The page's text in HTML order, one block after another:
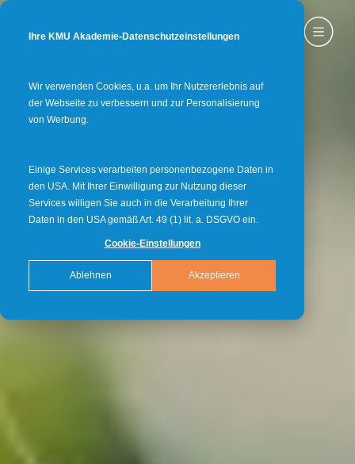
Ihre KMU Akademie-Datenschutzeinstellungen
Wir verwenden Cookies, u.a. um Ihr Nutzererlebnis auf
der Webseite zu verbessern und zur Personalisierung
von Werbung.
Einige Services verarbeiten personenbezogene Daten in
den USA. Mit Ihrer Einwilligung zur Nutzung dieser
Services willigen Sie auch in die Verarbeitung Ihrer
Daten in den USA gemäß Art. 49 (1) lit. a. DSGVO ein.
Cookie-Einstellungen
Akzeptieren
Ablehnen